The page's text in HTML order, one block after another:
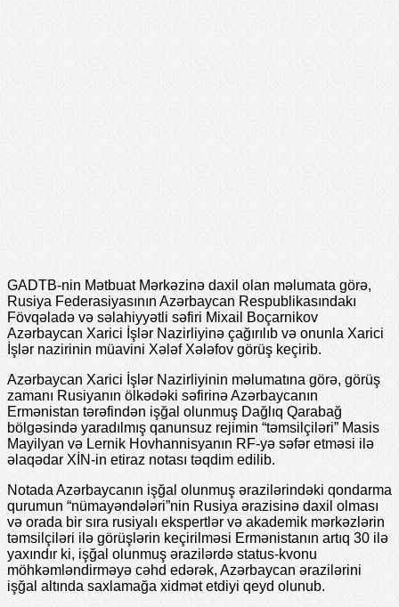
GADTB-nin Mətbuat Mərkəzinə daxil olan məlumata görə,
Rusiya Federasiyasının Azərbaycan Respublikasındakı
Fövqəladə və səlahiyyətli səfiri Mixail Boçarnikov
Azərbaycan Xarici İşlər Nazirliyinə çağırılıb və onunla Xarici
İşlər nazirinin müavini Xələf Xələfov görüş keçirib.
Azərbaycan Xarici İşlər Nazirliyinin məlumatına görə, görüş
zamanı Rusiyanın ölkədəki səfirinə Azərbaycanın
Ermənistan tərəfindən işğal olunmuş Dağlıq Qarabağ
bölgəsində yaradılmış qanunsuz rejimin “təmsilçiləri” Masis
Mayilyan və Lernik Hovhannisyanın RF-yə səfər etməsi ilə
əlaqədar XİN-in etiraz notası təqdim edilib.
Notada Azərbaycanın işğal olunmuş ərazilərindəki qondarma
qurumun “nümayəndələri”nin Rusiya ərazisinə daxil olması
və orada bir sıra rusiyalı ekspertlər və akademik mərkəzlərin
təmsilçiləri ilə görüşlərin keçirilməsi Ermənistanın artıq 30 ilə
yaxındır ki, işğal olunmuş ərazilərdə status-kvonu
möhkəmləndirməyə cəhd edərək, Azərbaycan ərazilərini
işğal altında saxlamağa xidmət etdiyi qeyd olunub.